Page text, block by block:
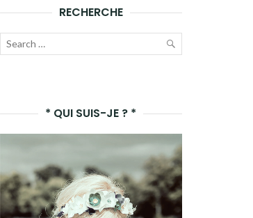
RECHERCHE
Recherche
* QUI SUIS-JE ? *